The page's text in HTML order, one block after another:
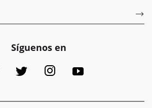
Síguenos en